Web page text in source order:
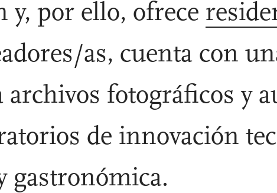
y, por ello, ofrece
as, cuenta con
archivos fotográficos y
de innovación
gastronómica.